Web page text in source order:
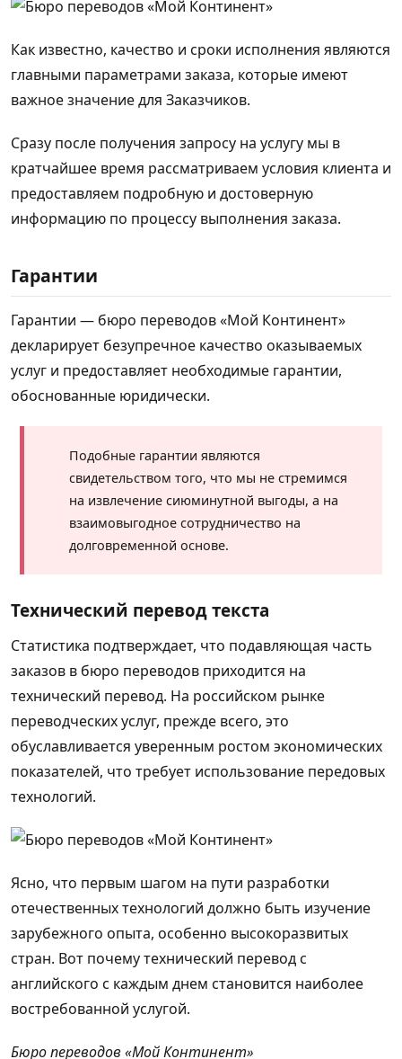
Как известно, качество и сроки исполнения являются
главными параметрами заказа, которые имеют
важное значение для Заказчиков.
Сразу после получения запросу на услугу мы в
кратчайшее время рассматриваем условия клиента и
предоставляем подробную и достоверную
информацию по процессу выполнения заказа.
Гарантии
Гарантии — бюро переводов «Мой Континент»
декларирует безупречное качество оказываемых
услуг и предоставляет необходимые гарантии,
обоснованные юридически.
Подобные гарантии являются
свидетельством того, что мы не стремимся
на извлечение сиюминутной выгоды, а на
взаимовыгодное сотрудничество на
долговременной основе.
Технический перевод текста
Статистика подтверждает, что подавляющая часть
заказов в бюро переводов приходится на
технический перевод. На российском рынке
переводческих услуг, прежде всего, это
обуславливается уверенным ростом экономических
показателей, что требует использование передовых
технологий.
Ясно, что первым шагом на пути разработки
отечественных технологий должно быть изучение
зарубежного опыта, особенно высокоразвитых
стран. Вот почему технический перевод с
английского с каждым днем становится наиболее
востребованной услугой.
Бюро переводов «Мой Континент»